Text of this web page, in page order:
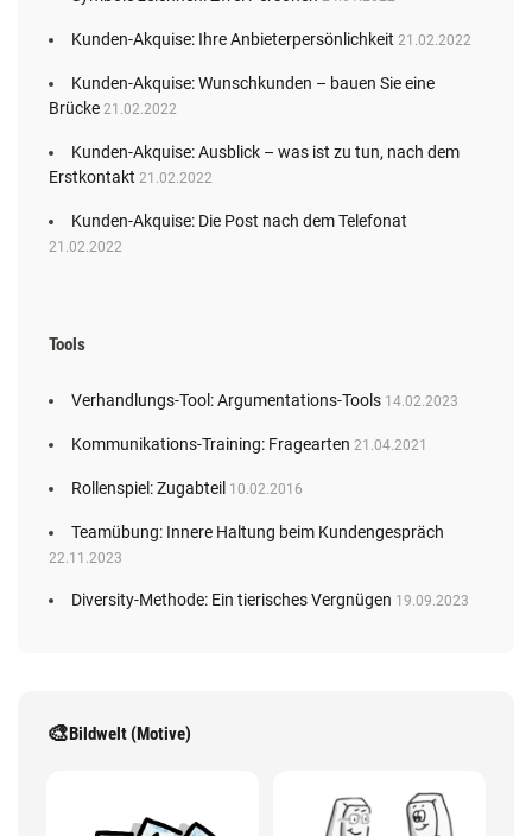
Kunden-Akquise: Ihre Anbieterpersönlichkeit 21.02.2022
Kunden-Akquise: Wunschkunden – bauen Sie eine
Brücke 21.02.2022
Kunden-Akquise: Ausblick – was ist zu tun, nach dem
Erstkontakt 21.02.2022
Kunden-Akquise: Die Post nach dem Telefonat
21.02.2022
Tools
Verhandlungs-Tool: Argumentations-Tools 14.02.2023
Kommunikations-Training: Fragearten 21.04.2021
Rollenspiel: Zugabteil 10.02.2016
Teamübung: Innere Haltung beim Kundengespräch
22.11.2023
Diversity-Methode: Ein tierisches Vergnügen 19.09.2023
🎨Bildwelt (Motive)